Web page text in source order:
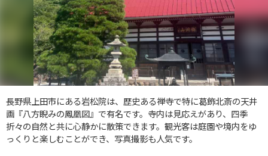
長野県上田市にある岩松院は、歴史ある禅寺で特に葛飾北斎の天井
画『八方睨みの鳳凰図』で有名です。寺内は見応えがあり、四季
折々の自然と共に心静かに散策できます。観光客は庭園や境内をゆ
っくりと楽しむことができ、写真撮影も人気です。